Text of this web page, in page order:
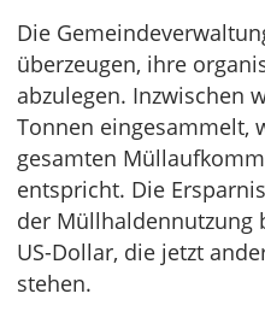
Die
überzeugen, ihre
abzulegen. Inzwischen
Tonnen eingesammelt,
gesamten
entspricht. Die
der Müllhaldennutzung
US-Dollar, die jetzt
stehen.